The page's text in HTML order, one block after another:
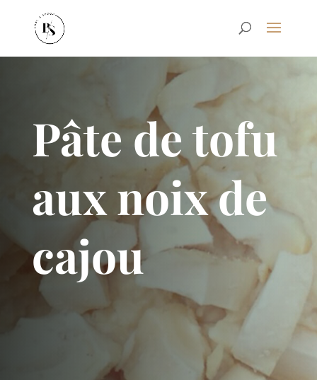
Pâte de tofu
aux noix de
cajou